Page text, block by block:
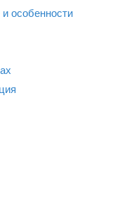
особенности